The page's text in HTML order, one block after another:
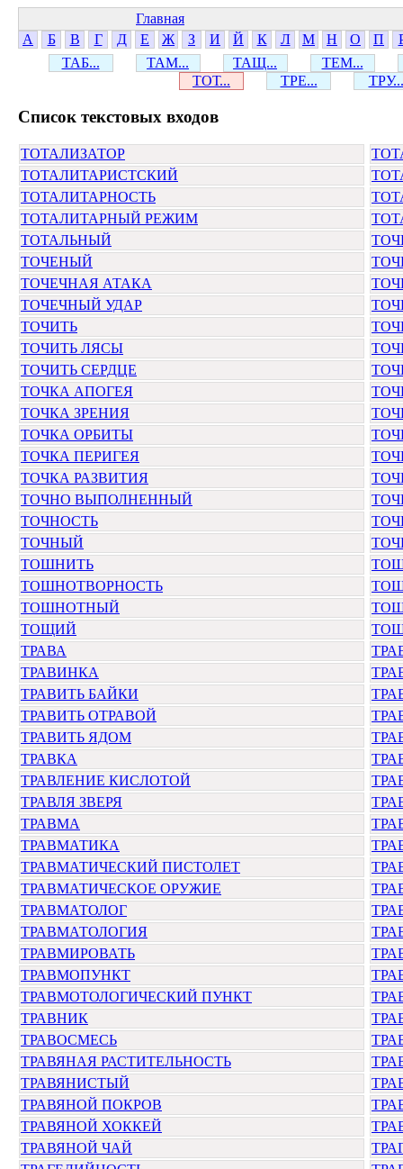
Главная
А
Б В Г Д Е Ж З И Й К Л М Н О П
ТАБ...
ТАМ... ТАЩ...
ТЕМ...
ТОТ...
ТРЕ... ТРУ...
Cписок текстовых входов
ТОТАЛИЗАТОР
ТОТАЛИТАРИСТСКИЙ
ТОТАЛИТАРНОСТЬ
ТОТАЛИТАРНЫЙ РЕЖИМ
ТОТАЛЬНЫЙ
ТОЧЕНЫЙ
ТОЧЕЧНАЯ АТАКА
ТОЧЕЧНЫЙ УДАР
ТОЧИТЬ
ТОЧИТЬ ЛЯСЫ
ТОЧИТЬ СЕРДЦЕ
ТОЧКА АПОГЕЯ
ТОЧКА ЗРЕНИЯ
ТОЧКА ОРБИТЫ
ТОЧКА ПЕРИГЕЯ
ТОЧКА РАЗВИТИЯ
ТОЧНО ВЫПОЛНЕННЫЙ
ТОЧНОСТЬ
ТОЧНЫЙ
ТОШНИТЬ
ТОШНОТВОРНОСТЬ
ТОШНОТНЫЙ
ТОЩИЙ
ТРАВА
ТРАВИНКА
ТРАВИТЬ БАЙКИ
ТРАВИТЬ ОТРАВОЙ
ТРАВИТЬ ЯДОМ
ТРАВКА
ТРАВЛЕНИЕ КИСЛОТОЙ
ТРАВЛЯ ЗВЕРЯ
ТРАВМА
ТРАВМАТИКА
ТРАВМАТИЧЕСКИЙ ПИСТОЛЕТ
ТРАВМАТИЧЕСКОЕ ОРУЖИЕ
ТРАВМАТОЛОГ
ТРАВМАТОЛОГИЯ
ТРАВМИРОВАТЬ
ТРАВМОПУНКТ
ТРАВМОТОЛОГИЧЕСКИЙ ПУНКТ
ТРАВНИК
ТРАВОСМЕСЬ
ТРАВЯНАЯ РАСТИТЕЛЬНОСТЬ
ТРАВЯНИСТЫЙ
ТРАВЯНОЙ ПОКРОВ
ТРАВЯНОЙ ХОККЕЙ
ТРАВЯНОЙ ЧАЙ